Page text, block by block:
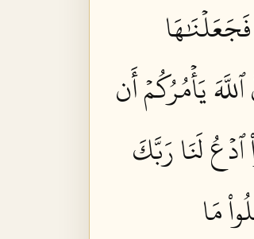
فَجَعَلۡنَٰهَا
يَأۡمُرُكُمۡ أَن
ٱدۡعُ لَنَا رَبَّكَ
مَا